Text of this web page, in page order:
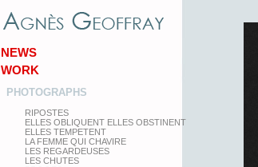
NEWS
WORK
PHOTOGRAPHS
RIPOSTES
ELLES OBLIQUENT ELLES OBSTINENT
ELLES TEMPETENT
LA FEMME QUI CHAVIRE
LES REGARDEUSES
LES CHUTES